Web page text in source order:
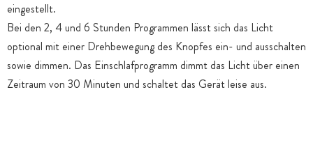
eingestellt.
Bei den 2, 4 und 6 Stunden Programmen lässt sich das Licht
optional mit einer Drehbewegung des Knopfes ein- und ausschalten
sowie dimmen. Das Einschlafprogramm dimmt das Licht über einen
Zeitraum von 30 Minuten und schaltet das Gerät leise aus.